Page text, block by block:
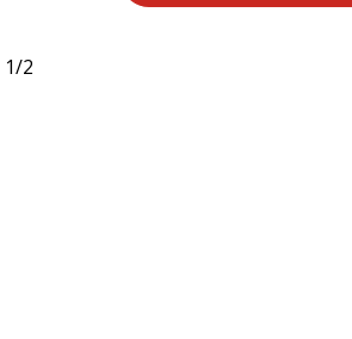
1/2